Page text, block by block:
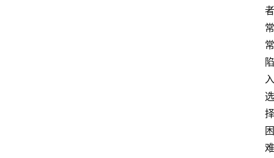
者
常
常
陷
入
选
择
困
难